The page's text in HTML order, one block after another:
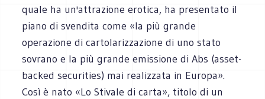
quale ha un'attrazione erotica, ha presentato il
piano di svendita come «la più grande
operazione di cartolarizzazione di uno stato
sovrano e la più grande emissione di Abs (asset-
backed securities) mai realizzata in Europa».
Così è nato «Lo Stivale di carta», titolo di un